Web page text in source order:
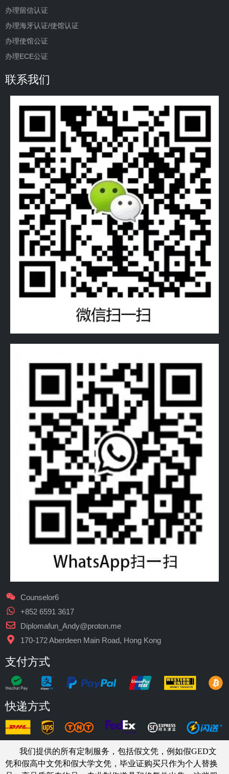
办理留信认证
办理海牙认证/使馆认证
办理使馆公证
办理ECE公证
联系我们
Counselor6
+852 6591 3617
Diplomafun_Andy@proton.me
170-172 Aberdeen Main Road, Hong Kong
支付方式
快递方式
我们提供的所有定制服务，包括假文凭，例如假GED文
凭和假高中文凭和假大学文凭， 毕业证购买只作为个人替换